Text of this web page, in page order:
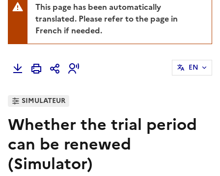
This page has been automatically
translated. Please refer to the page in
French if needed.
EN
SIMULATEUR
Whether the trial period
can be renewed
(Simulator)